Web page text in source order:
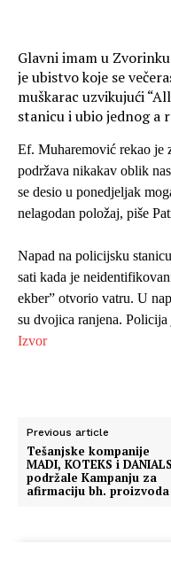
Glavni imam u
je ubistvo koje se
muškarac uzvikujući
stanicu i ubio jednog a
Ef. Muharemović rekao je
podržava nikakav oblik
se desio u ponedjeljak
nelagodan položaj, piše
Napad na policijsku
sati kada je
ekber” otvorio vatru. U
su dvojica ranjena.
Izvor
Previous article
Tešanjske kompanije
MADI, KOTEKS i DANIALS
podržale Kampanju za
afirmaciju bh. proizvoda